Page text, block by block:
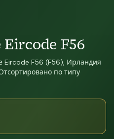
F56
F56 (F56), Ирландия
по типу